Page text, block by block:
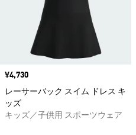
価格
¥4,730
レーサーバック スイム ドレス キ
ッズ
キッズ／子供用 スポーツウェア